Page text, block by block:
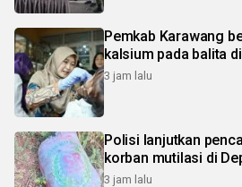
Pemkab Karawang
kalsium pada balita
3 jam lalu
Polisi lanjutkan
korban mutilasi di
3 jam lalu